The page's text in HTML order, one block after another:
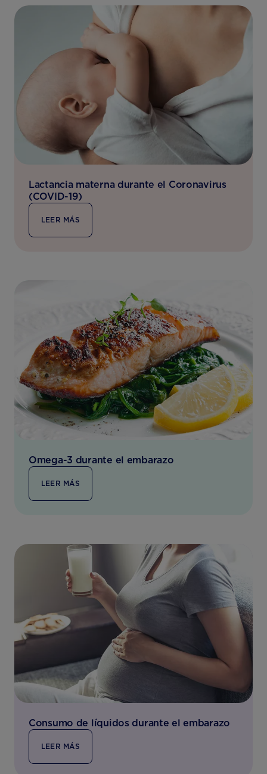
Lactancia materna durante el Coronavirus
(COVID-19)
LEER MÁS
Omega-3 durante el embarazo
LEER MÁS
Consumo de líquidos durante el embarazo
LEER MÁS